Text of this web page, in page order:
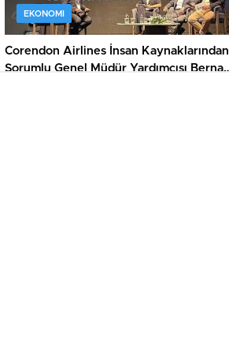
EKONOMI
Corendon Airlines İnsan Kaynaklarından
Sorumlu Genel Müdür Yardımcısı Berna